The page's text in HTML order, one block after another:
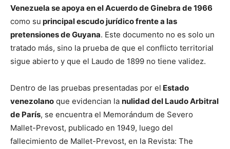
Venezuela se apoya en el Acuerdo de Ginebra de 1966
como su principal escudo jurídico frente a las
pretensiones de Guyana. Este documento no es solo un
tratado más, sino la prueba de que el conflicto territorial
sigue abierto y que el Laudo de 1899 no tiene validez.
Dentro de las pruebas presentadas por el Estado
venezolano que evidencian la nulidad del Laudo Arbitral
de París, se encuentra el Memorándum de Severo
Mallet-Prevost, publicado en 1949, luego del
fallecimiento de Mallet-Prevost, en la Revista: The